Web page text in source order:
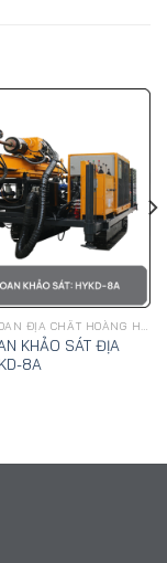
19. MÁY KHOAN ĐỊA CHẤT HOÀNG HẢI
KHẢO SÁT ĐỊA
8A